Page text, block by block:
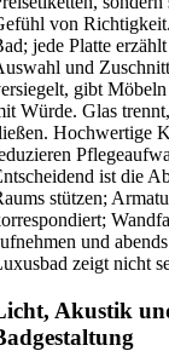
von
jede Platte
und
gibt
Würde. Glas
Hochwertige
ist die
stützen;
und
zeigt nicht
Akustik